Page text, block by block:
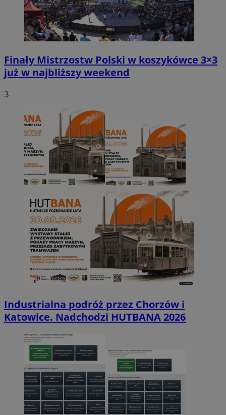
Finały Mistrzostw Polski w koszykówce 3×3
już w najbliższy weekend
3
Industrialna podróż przez Chorzów i
Katowice. Nadchodzi HUTBANA 2026